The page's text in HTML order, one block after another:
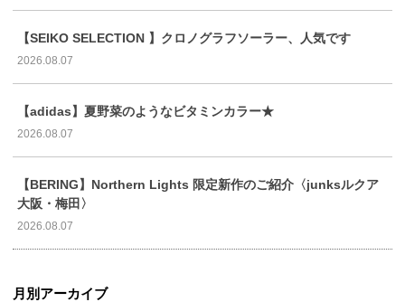
【SEIKO SELECTION 】クロノグラフソーラー、人気です
2026.08.07
【adidas】夏野菜のようなビタミンカラー★
2026.08.07
【BERING】Northern Lights 限定新作のご紹介〈junksルクア
大阪・梅田〉
2026.08.07
月別アーカイブ